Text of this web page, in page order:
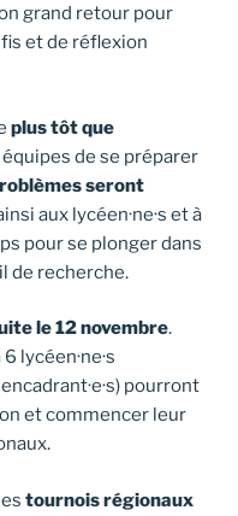
grand retour pour
et de réflexion
plus tôt que
de se préparer
seront
aux lycéen·ne·s et à
pour se plonger dans
de recherche.
le 12 novembre.
lycéen·ne·s
encadrant·e·s) pourront
et commencer leur
tournois régionaux